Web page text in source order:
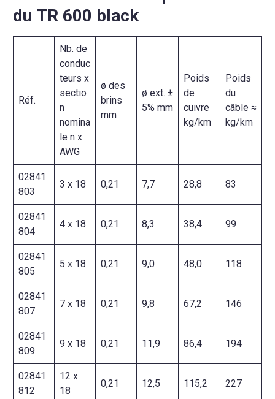
du TR 600 black
Réf.
Nb. de
conduc
teurs x
sectio
n
nomina
le n x
AWG
ø des
brins
mm
ø ext. ±
5% mm
Poids
de
cuivre
kg/km
Poids
du
câble ≈
kg/km
02841
803
3 x 18 0,21 7,7 28,8 83
02841
804
4 x 18 0,21 8,3 38,4 99
02841
805
5 x 18 0,21 9,0 48,0 118
02841
807
7 x 18 0,21 9,8 67,2 146
02841
809
9 x 18 0,21 11,9 86,4 194
02841
812
12 x
18
0,21 12,5 115,2 227